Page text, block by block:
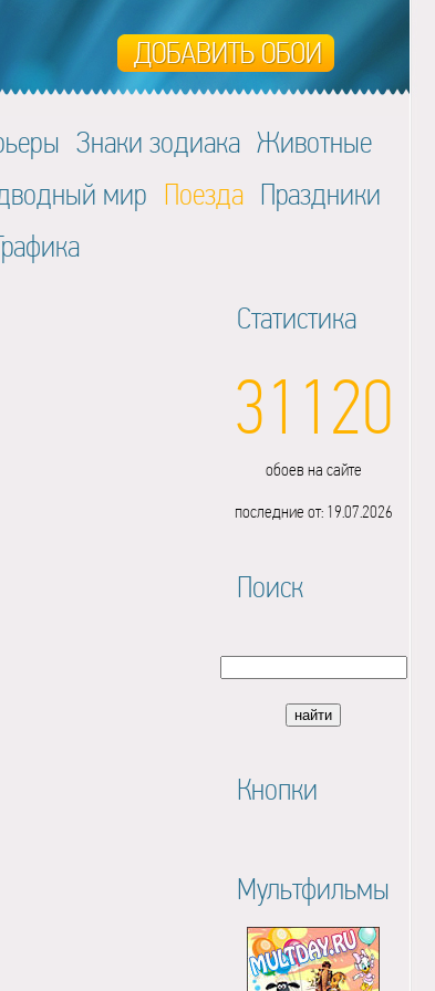
Знаки зодиака Животные
мир Поезда Праздники
Статистика
31120
обоев на сайте
последние от: 19.07.2026
Поиск
Кнопки
Мультфильмы